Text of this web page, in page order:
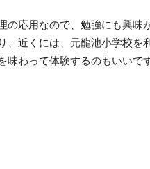
の応用なので、勉強にも興味
、近くには、元龍池小学校
味わって体験するのもいいで